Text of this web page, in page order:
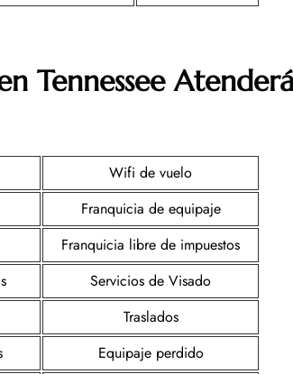
TennesseeAtenderá
Wifi de vuelo
Franquicia de equipaje
Franquicia libre de impuestos
Servicios de Visado
Traslados
Equipaje perdido